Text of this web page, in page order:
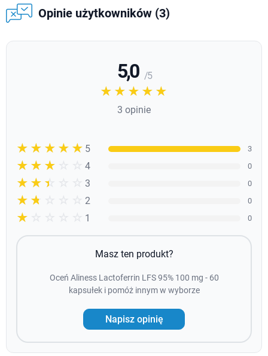
Opinie użytkowników (3)
5,0 / 5
☆☆☆☆☆
★★★★★
3 opinie
☆☆☆☆☆
★★★★★ 5 3
☆☆☆☆☆
★★★★ 4 0
☆☆☆☆☆
★★★ 3 0
☆☆☆☆☆
★★ 2 0
☆☆☆☆☆
★ 1 0
Masz ten produkt?
Oceń Aliness Lactoferrin LFS 95% 100 mg - 60
kapsułek i pomóż innym w wyborze
Napisz opinię